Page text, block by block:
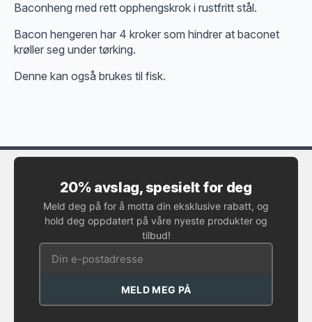
Baconheng med rett opphengskrok i rustfritt stål.
Bacon hengeren har 4 kroker som hindrer at baconet
krøller seg under tørking.
Denne kan også brukes til fisk.
20% avslag, spesielt for deg
Meld deg på for å motta din eksklusive rabatt, og
hold deg oppdatert på våre nyeste produkter og
tilbud!
MELD MEG PÅ